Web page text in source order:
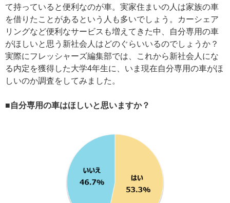
て持っていると便利なのが車。実家住まいの人は家族の車
を借りたことがあるという人も多いでしょう。カーシェア
リングなど便利なサービスも増えてきた中、自分専用の車
がほしいと思う新社会人はどのぐらいいるのでしょうか？
実際にフレッシャーズ編集部では、これから新社会人にな
る内定を獲得した大学4年生に、いま現在自分専用の車がほ
しいのか調査をしてみました。
■自分専用の車はほしいと思いますか？